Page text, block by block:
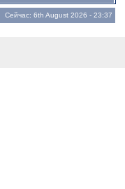
Сейчас: 6th August 2026 - 23:37